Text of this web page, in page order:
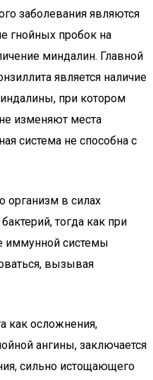
заболевания являются
гнойных пробок на
миндалин. Главной
является наличие
при котором
изменяют места
система не способна с
организм в силах
тогда как при
иммунной системы
вызывая
как осложнения,
ангины, заключается
сильно истощающего